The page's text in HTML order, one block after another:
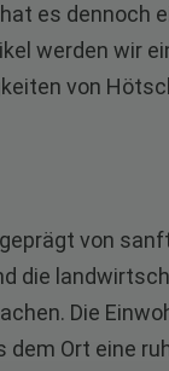
es dennoch
werden wir
von
von
die
Die
Ort eine